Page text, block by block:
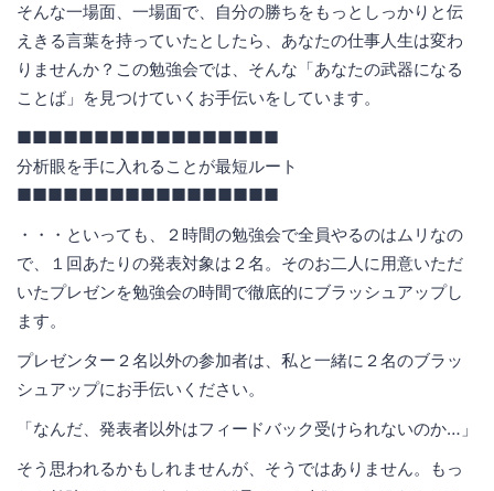
そんな一場面、一場面で、自分の勝ちをもっとしっかりと伝
えきる言葉を持っていたとしたら、あなたの仕事人生は変わ
りませんか？この勉強会では、そんな「あなたの武器になる
ことば」を見つけていくお手伝いをしています。
■■■■■■■■■■■■■■■■■
分析眼を手に入れることが最短ルート
■■■■■■■■■■■■■■■■■
・・・といっても、２時間の勉強会で全員やるのはムリなの
で、１回あたりの発表対象は２名。そのお二人に用意いただ
いたプレゼンを勉強会の時間で徹底的にブラッシュアップし
ます。
プレゼンター２名以外の参加者は、私と一緒に２名のブラッ
シュアップにお手伝いください。
「なんだ、発表者以外はフィードバック受けられないのか…」
そう思われるかもしれませんが、そうではありません。もっ